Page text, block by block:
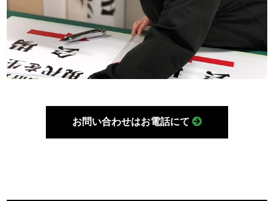
お問い合わせはお電話にて